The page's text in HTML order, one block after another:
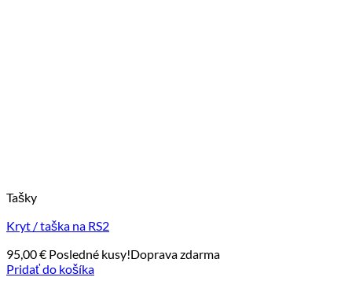
Tašky
Kryt / taška na RS2
95,00€ Posledné kusy!Doprava zdarma
Pridať do košíka